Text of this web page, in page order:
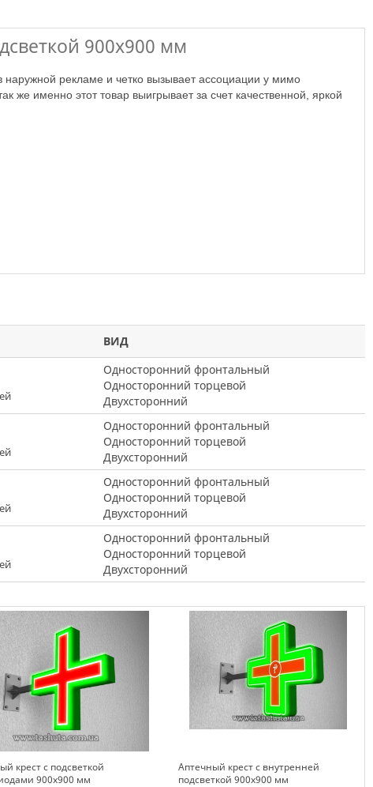
900х900 мм
именно этот товар выигрывает за счет качественной, яркой
ВИД
Односторонний фронтальный
Односторонний торцевой
Двухсторонний
Односторонний фронтальный
Односторонний торцевой
Двухсторонний
Односторонний фронтальный
Односторонний торцевой
Двухсторонний
Односторонний фронтальный
Односторонний торцевой
Двухсторонний
крест с подсветкой
900х900 мм
Аптечный крест с внутренней
подсветкой 900х900 мм